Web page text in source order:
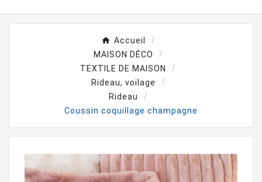
Accueil
MAISON DÉCO
TEXTILE DE MAISON
Rideau, voilage
Rideau
Coussin coquillage champagne